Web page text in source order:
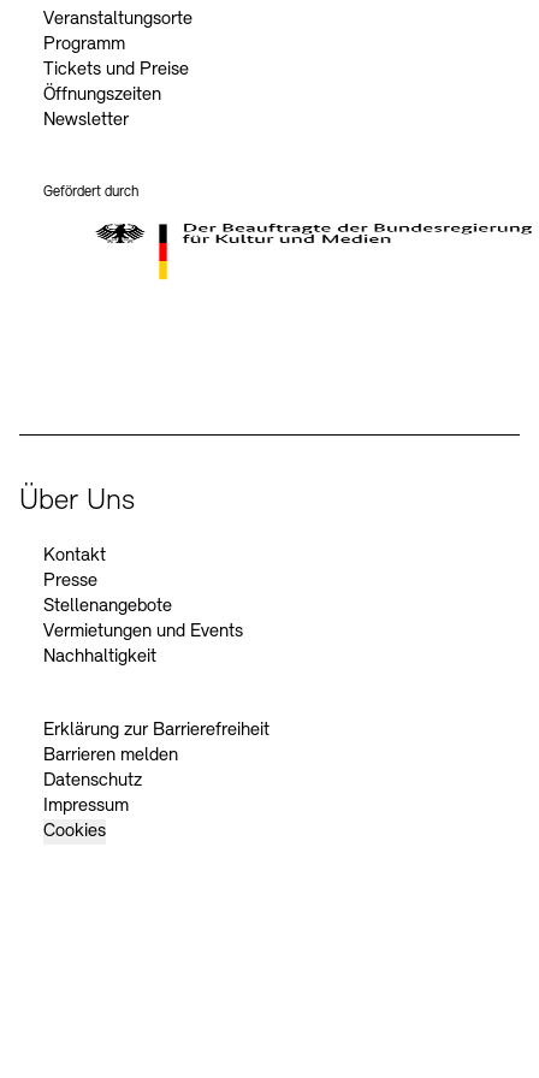
Veranstaltungsorte
Programm
Tickets und Preise
Öffnungszeiten
Newsletter
Gefördert durch
Über Uns
Kontakt
Presse
Stellenangebote
Vermietungen und Events
Nachhaltigkeit
Erklärung zur Barrierefreiheit
Barrieren melden
Datenschutz
Impressum
Cookies